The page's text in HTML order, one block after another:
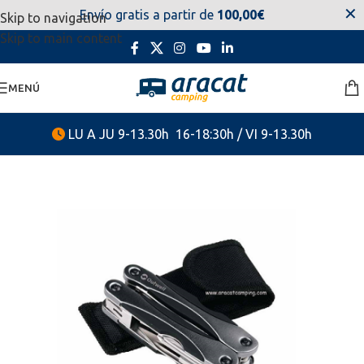
Skip to navigation
Skip to main content
estaremos disponibles. Disculpen las molestias.
MENÚ
LU A JU 9-13.30h 16-18:30h / VI 9-13.30h
Envío gratis a partir de 100,00€ ✕